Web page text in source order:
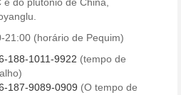
21:00 (horário de Pequim)
188-1011-9922 (tempo de
187-9089-0909 (O tempo de